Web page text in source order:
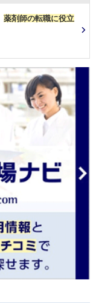
薬剤師の転職に役立